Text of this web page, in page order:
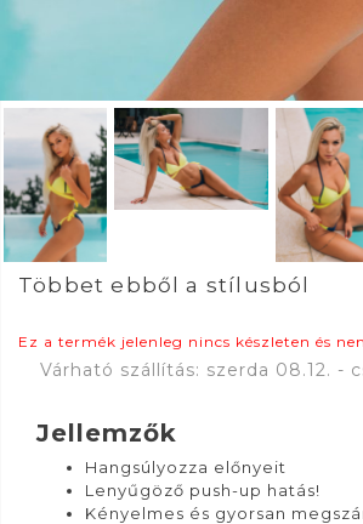
Többet ebből a stílusból
Ez a termék jelenleg nincs készleten és
Várható szállítás: szerda 08.12. -
Jellemzők
Hangsúlyozza előnyeit
Lenyűgöző push-up hatás!
Kényelmes és gyorsan